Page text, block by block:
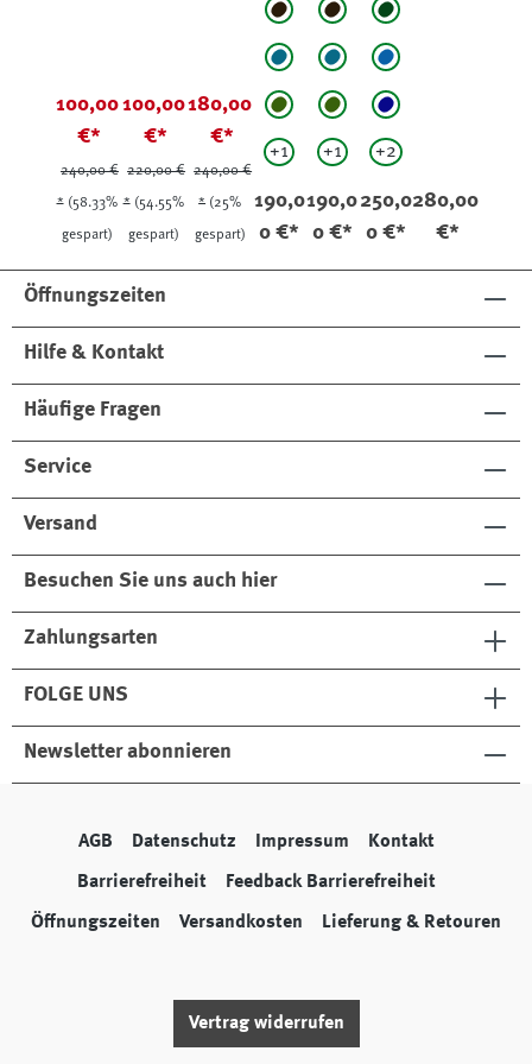
100,00
€*
240,00 €
* (58.33%
gespart)
100,00
€*
220,00 €
* (54.55%
gespart)
180,00
€*
240,00 €
* (25%
gespart)
Cocoa (Braun)
Lovat (Petrol)
Moorland (Oliv)
+1
190,0
0 €*
Cocoa (Braun)
Lovat (Petrol)
Moorland (Oliv)
+1
190,0
0 €*
Rosemary (Grün)
Jeans (Mittelblau)
Navy (marineblau)
+2
250,0
0 €*
280,00
€*
Öffnungszeiten
Hilfe & Kontakt
Häufige Fragen
Service
Versand
Besuchen Sie uns auch hier
Zahlungsarten
FOLGE UNS
Newsletter abonnieren
AGB Datenschutz Impressum Kontakt
Barrierefreiheit Feedback Barrierefreiheit
Öffnungszeiten Versandkosten Lieferung & Retouren
Vertrag widerrufen